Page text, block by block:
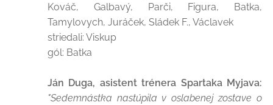
Kováč, Galbavý, Parči, Figura, Batka,
Tamylovych, Juráček, Sládek F., Václavek
striedali: Viskup
gól: Batka
Ján Duga, asistent trénera Spartaka Myjava:
"Sedemnástka nastúpila v oslabenej zostave o